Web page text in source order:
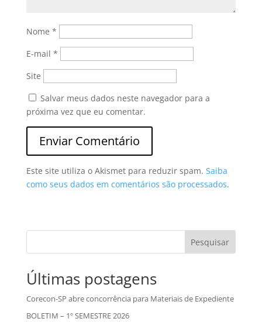
Nome *
E-mail *
Site
Salvar meus dados neste navegador para a
próxima vez que eu comentar.
Este site utiliza o Akismet para reduzir spam. Saiba
como seus dados em comentários são processados.
Pesquisar
Últimas postagens
Corecon-SP abre concorrência para Materiais de Expediente
BOLETIM – 1º SEMESTRE 2026